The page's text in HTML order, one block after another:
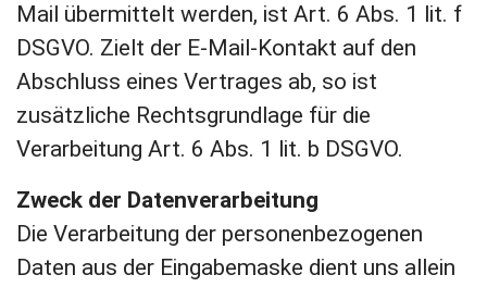
Mail übermittelt werden, ist Art. 6 Abs. 1 lit. f
DSGVO. Zielt der E-Mail-Kontakt auf den
Abschluss eines Vertrages ab, so ist
zusätzliche Rechtsgrundlage für die
Verarbeitung Art. 6 Abs. 1 lit. b DSGVO.
Zweck der Datenverarbeitung
Die Verarbeitung der personenbezogenen
Daten aus der Eingabemaske dient uns allein